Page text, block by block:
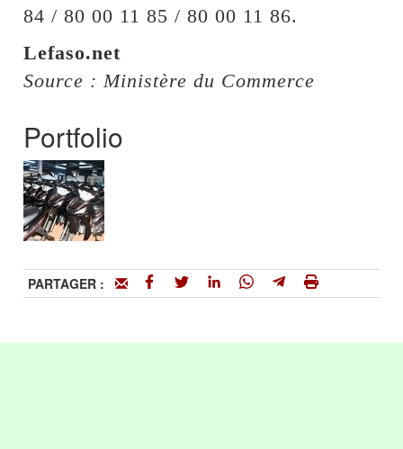
84 / 80 00 11 85 / 80 00 11 86.
Lefaso.net
Source : Ministère du Commerce
Portfolio
PARTAGER :